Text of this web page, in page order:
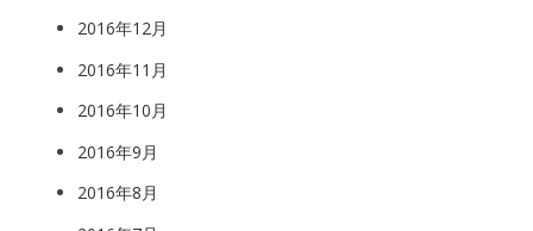
2016年12月
2016年11月
2016年10月
2016年9月
2016年8月